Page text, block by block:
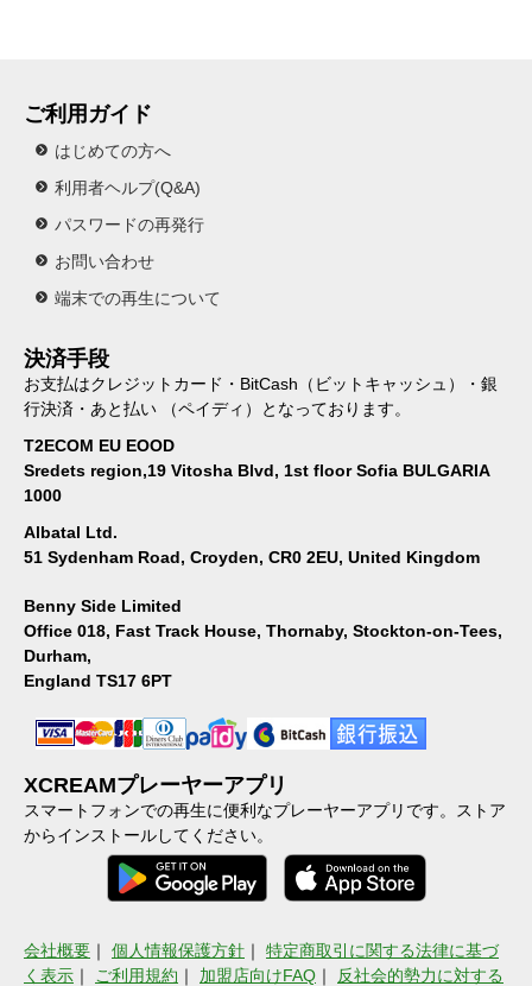
ご利用ガイド
はじめての方へ
利用者ヘルプ(Q&A)
パスワードの再発行
お問い合わせ
端末での再生について
決済手段
お支払はクレジットカード・BitCash（ビットキャッシュ）・銀
行決済・あと払い （ペイディ）となっております。
T2ECOM EU EOOD
Sredets region,19 Vitosha Blvd, 1st floor Sofia BULGARIA
1000
Albatal Ltd.
51 Sydenham Road, Croyden, CR0 2EU, United Kingdom
Benny Side Limited
Office 018, Fast Track House, Thornaby, Stockton-on-Tees,
Durham,
England TS17 6PT
XCREAMプレーヤーアプリ
スマートフォンでの再生に便利なプレーヤーアプリです。ストア
からインストールしてください。
会社概要 ｜ 個人情報保護方針 ｜ 特定商取引に関する法律に基づ
く表示 ｜ ご利用規約 ｜ 加盟店向けFAQ ｜ 反社会的勢力に対する